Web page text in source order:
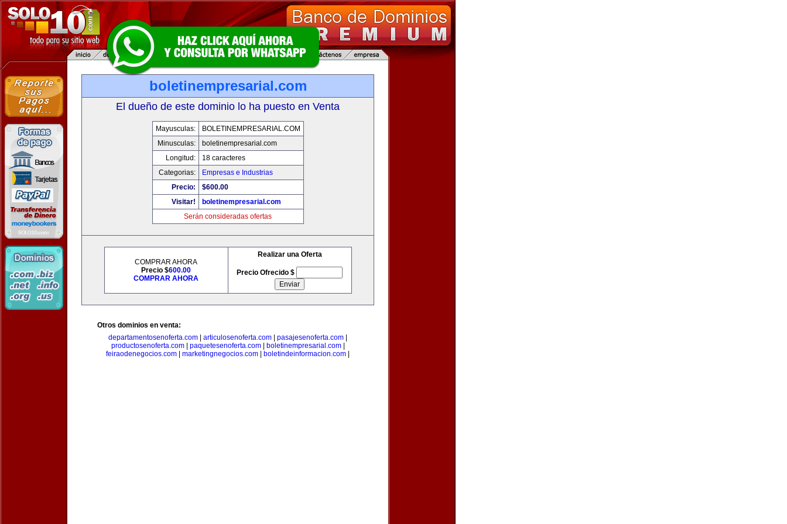
boletinempresarial.com
El dueño de este dominio lo ha puesto en Venta
Mayusculas:
BOLETINEMPRESARIAL.COM
Minusculas:
boletinempresarial.com
Longitud:
18 caracteres
Categorias:
Empresas e Industrias
Precio:
$600.00
Visitar!
boletinempresarial.com
Serán consideradas ofertas
COMPRAR AHORA
Precio $600.00
COMPRAR AHORA
Realizar una Oferta
Precio Ofrecido $
Otros dominios en venta:
departamentosenoferta.com
articulosenoferta.com pasajesenoferta.com
productosenoferta.com| paquetesenoferta.com| boletinempresarial.com|
feiraodenegocios.com
marketingnegocios.com boletindeinformacion.com